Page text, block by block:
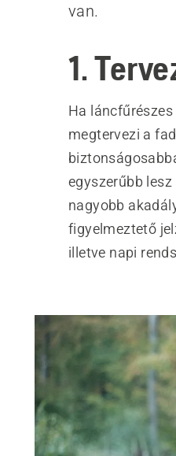
van.
1.
Ha
megtervezi a
egyszerűbb
nagyobb
figyelmeztető
illetve napi